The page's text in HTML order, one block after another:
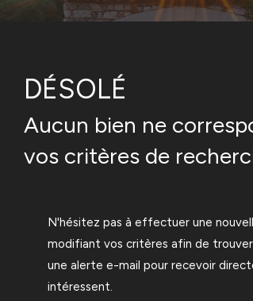
DÉSOLÉ
Aucun bien ne
vos critères de
N'hésitez pas à effectuer une
modifiant vos critères afin de
une alerte e-mail pour recevoir
intéressent.